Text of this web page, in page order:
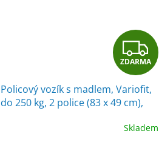
Z
D
A
R
ZDARMA
Policový vozík s madlem, Variofit,
do 250 kg, 2 police (83 x 49 cm),
Skladem